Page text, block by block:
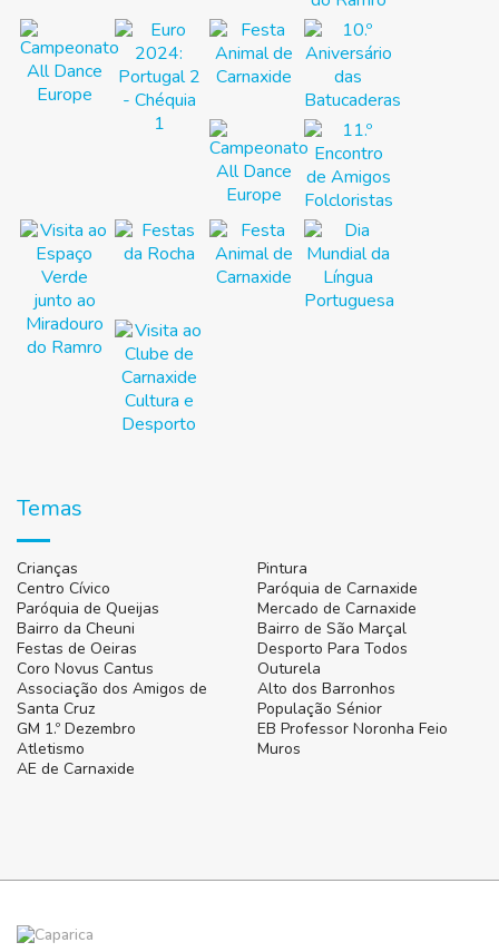
Temas
Crianças
Centro Cívico
Paróquia de Queijas
Bairro da Cheuni
Festas de Oeiras
Coro Novus Cantus
Associação dos Amigos de
Santa Cruz
GM 1.º Dezembro
Atletismo
AE de Carnaxide
Pintura
Paróquia de Carnaxide
Mercado de Carnaxide
Bairro de São Marçal
Desporto Para Todos
Outurela
Alto dos Barronhos
População Sénior
EB Professor Noronha Feio
Muros